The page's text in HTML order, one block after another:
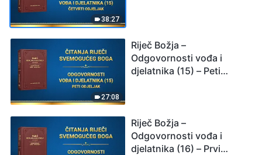
38:27
27:08
Riječ Božja –
Odgovornosti vođa i
djelatnika (15) – Peti
Riječ Božja –
Odgovornosti vođa i
djelatnika (16) – Prvi